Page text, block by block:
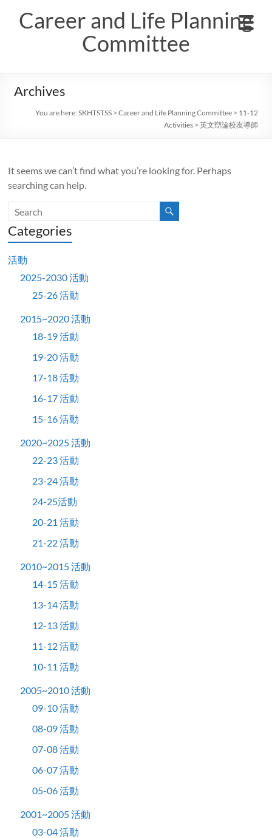
contentCareer and Life Planning
Committee
Archives
You are here:SKHTSTSS >Career and Life Planning Committee > 11-12
Activities >英文辯論校友導師
It seems we can’t find what you’re looking for. Perhaps
searching can help.
Categories
活動
2025-2030 活動
25-26 活動
2015~2020 活動
18-19 活動
19-20 活動
17-18 活動
16-17 活動
15-16 活動
2020~2025 活動
22-23 活動
23-24 活動
24-25活動
20-21 活動
21-22 活動
2010~2015 活動
14-15 活動
13-14 活動
12-13 活動
11-12 活動
10-11 活動
2005~2010 活動
09-10 活動
08-09 活動
07-08 活動
06-07 活動
05-06 活動
2001~2005 活動
03-04 活動